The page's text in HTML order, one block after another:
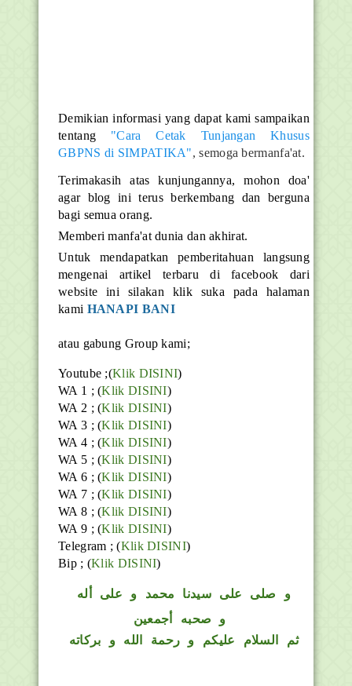
Demikian informasi yang dapat kami sampaikan
tentang
"Cara Cetak Tunjangan Khusus
GBPNS di SIMPATIKA", semoga bermanfa'at.
Terimakasih atas kunjungannya, mohon doa'
agar blog ini terus berkembang dan berguna
bagi semua orang.
Memberi manfa'at dunia dan akhirat.
Untuk mendapatkan pemberitahuan langsung
mengenai artikel terbaru di facebook dari
website ini silakan klik suka pada halaman
kami HANAPI BANI
atau gabung Group kami;
Youtube ;(Klik DISINI)
WA 1 ; (Klik DISINI)
WA 2 ; (Klik DISINI)
WA 3 ; (Klik DISINI)
WA 4 ; (Klik DISINI)
WA 5 ; (Klik DISINI)
WA 6 ; (Klik DISINI)
WA 7 ; (Klik DISINI)
WA 8 ; (Klik DISINI)
WA 9 ; (Klik DISINI)
Telegram ;(Klik DISINI)
Bip ; (Klik DISINI)
و صلى على سيدنا محمد و على أله
و صحبه أجمعين
ثم السلام عليكم و رحمة الله و بركاته